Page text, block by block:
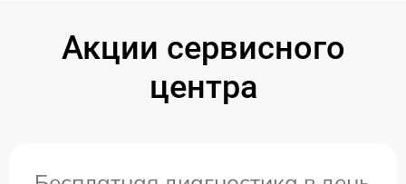
Акции сервисного
центра